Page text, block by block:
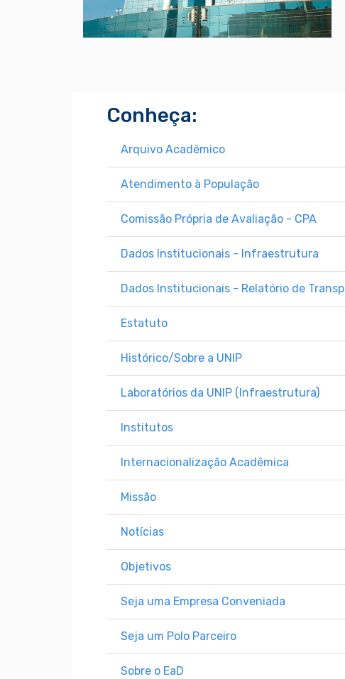
Conheça:
Arquivo Acadêmico
Atendimento à População
Comissão Própria de Avaliação - CPA
Dados Institucionais - Infraestrutura
Dados Institucionais - Relatório de
Estatuto
Histórico/Sobre a UNIP
Laboratórios da UNIP (Infraestrutura)
Institutos
Internacionalização Acadêmica
Missão
Notícias
Objetivos
Seja uma Empresa Conveniada
Seja um Polo Parceiro
Sobre o EaD